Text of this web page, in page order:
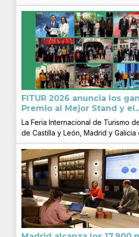
FITUR 2026 anuncia los
Premio al Mejor Stand y
La Feria Internacional de Turismo
de Castilla y León, Madrid y Galicia